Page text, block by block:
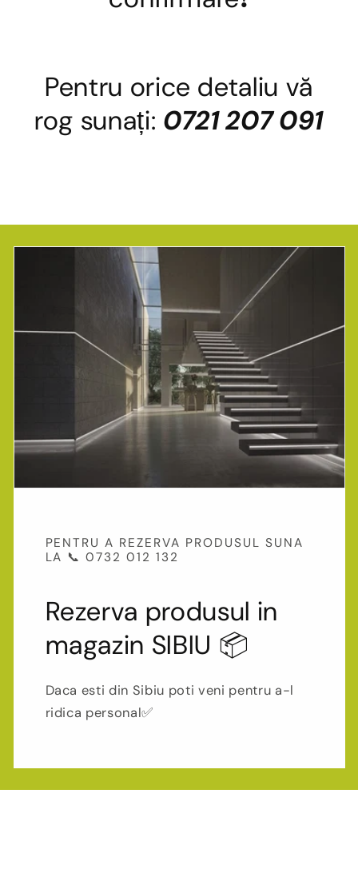
Pentru orice detaliu vă
rog sunați: 0721 207 091
PENTRU A REZERVA PRODUSUL SUNA
LA 📞 0732 012 132
Rezerva produsul in
magazin SIBIU 📦
Daca esti din Sibiu poti veni pentru a-l
ridica personal✅